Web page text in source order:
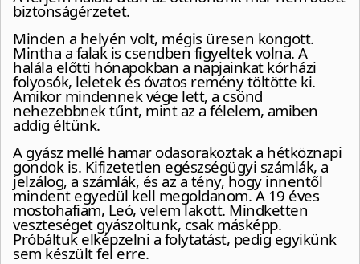
biztonságérzetet.
Minden a helyén volt, mégis üresen kongott.
Mintha a falak is csendben figyeltek volna. A
halála előtti hónapokban a napjainkat kórházi
folyosók, leletek és óvatos remény töltötte ki.
Amikor mindennek vége lett, a csönd
nehezebbnek tűnt, mint az a félelem, amiben
addig éltünk.
A gyász mellé hamar odasorakoztak a hétköznapi
gondok is. Kifizetetlen egészségügyi számlák, a
jelzálog, a számlák, és az a tény, hogy innentől
mindent egyedül kell megoldanom. A 19 éves
mostohafiam, Leó, velem lakott. Mindketten
veszteséget gyászoltunk, csak másképp.
Próbáltuk elképzelni a folytatást, pedig egyikünk
sem készült fel erre.